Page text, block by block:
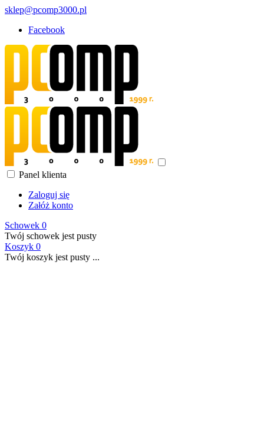
sklep@pcomp3000.pl
Facebook
Panel klienta
Zaloguj się
Załóż konto
Schowek 0
Twój schowek jest pusty
Koszyk 0
Twój koszyk jest pusty ...